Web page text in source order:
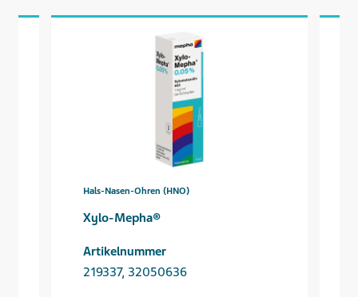
Hals-Nasen-Ohren (HNO)
Xylo-Mepha®
Artikelnummer
219337, 32050636